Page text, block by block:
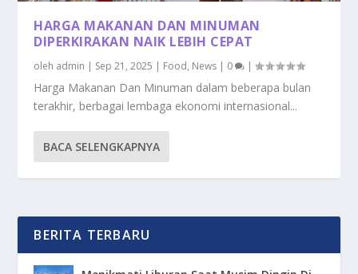
HARGA MAKANAN DAN MINUMAN
DIPERKIRAKAN NAIK LEBIH CEPAT
oleh admin | Sep 21, 2025 | Food, News | 0 |
Harga Makanan Dan Minuman dalam beberapa bulan
terakhir, berbagai lembaga ekonomi internasional...
BACA SELENGKAPNYA
BERITA TERBARU